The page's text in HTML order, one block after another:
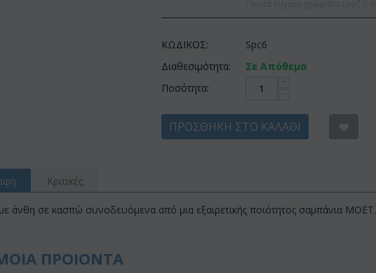
ΚΩΔΙΚΟΣ:
Spc6
Διαθεσιμότητα:
Σε Απόθεμα
Ποσότητα:
ΠΡΟΣΘΉΚΗ ΣΤΟ ΚΑΛΆΘΙ
Κριτικές
άνθη σε κασπώ συνοδευόμενα από μια εξαιρετικής ποιότητος σαμπάνια MOET.
ΠΡΟΙΟΝΤΑ